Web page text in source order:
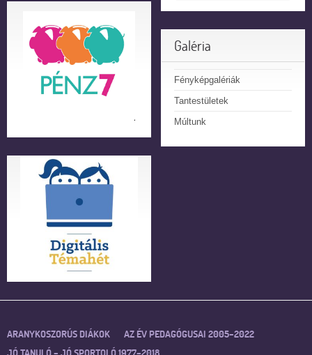
Galéria
Fényképgalériák
Tantestületek
Múltunk
ARANYKOSZORÚS DIÁKOK
AZ ÉV PEDAGÓGUSAI 2005–2022